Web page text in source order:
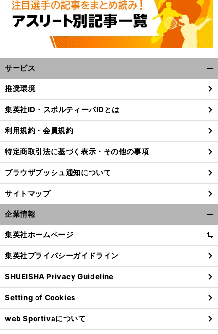
サービス
閉
る
推奨環境
集英社ID・スポルティーバIDとは
利用規約・会員規約
特定商取引法に基づく表示・その他の事項
ブラウザプッシュ通知について
サイトマップ
企業情報
閉
る
集英社ホームページ
新
し
い
ウ
ィ
ン
ド
ウ
で
開
集英社プライバシーガイドライン
SHUEISHA Privacy Guideline
Setting of Cookies
web Sportivaについて